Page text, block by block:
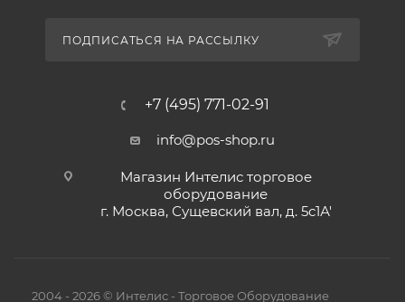
ПОДПИСАТЬСЯ НА РАССЫЛКУ
+7 (495) 771-02-91
info@pos-shop.ru
Магазин Интелис торговое
оборудование
г. Москва, Сущевский вал, д. 5с1А'
2004 - 2026 © Интелис - Торговое Оборудование